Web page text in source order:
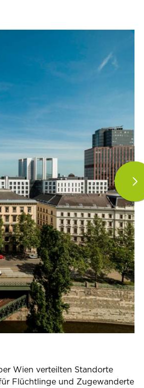
Wien verteilten Standorte
Flüchtlinge und Zugewanderte